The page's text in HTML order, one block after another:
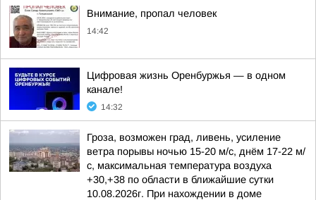
Внимание, пропал человек
14:42
Цифровая жизнь Оренбуржья — в одном
канале!
14:32
Гроза, возможен град, ливень, усиление
ветра порывы ночью 15-20 м/с, днём 17-22 м/
с, максимальная температура воздуха
+30,+38 по области в ближайшие сутки
10.08.2026г. При нахождении в доме